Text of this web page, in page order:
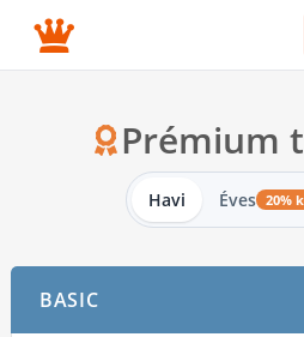
Prémium
Havi Éves 20%
BASIC